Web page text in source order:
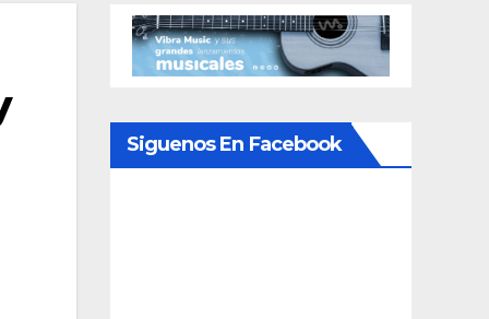
Siguenos En Facebook